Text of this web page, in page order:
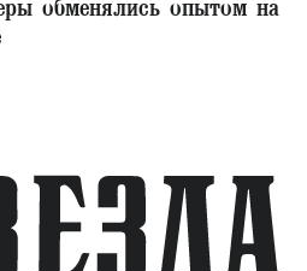
обменялись опытом на